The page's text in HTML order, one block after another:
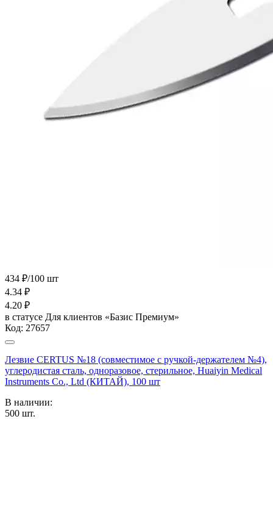
434 ₽/100 шт
4.34 ₽
4.20 ₽
в статусе Для клиентов «Базис Премиум»
Код: 27657
Лезвие CERTUS №18 (совместимое с ручкой-держателем №4),
углеродистая сталь, одноразовое, стерильное, Huaiyin Medical
Instruments Co., Ltd (КИТАЙ), 100 шт
В наличии:
500 шт.